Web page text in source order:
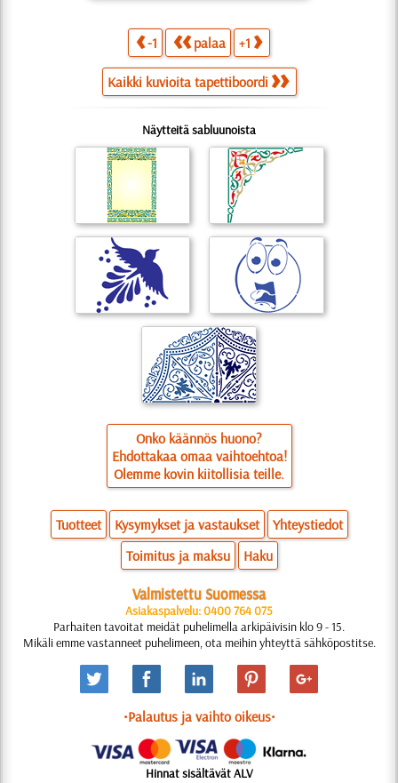
-1 palaa +1
Kaikki kuvioita tapettiboordi
Näytteitä sabluunoista
Onko käännös huono?
Ehdottakaa omaa vaihtoehtoa!
Olemme kovin kiitollisia teille.
Tuotteet Kysymykset ja vastaukset
Yhteystiedot
Toimitus ja maksu
Haku
Valmistettu Suomessa
Asiakaspalvelu: 0400 764 075
Parhaiten tavoitat meidät puhelimella arkipäivisin klo 9 - 15.
Mikäli emme vastanneet puhelimeen, ota meihin yhteyttä sähköpostitse.
•Palautus ja vaihto oikeus•
Hinnat sisältävät ALV